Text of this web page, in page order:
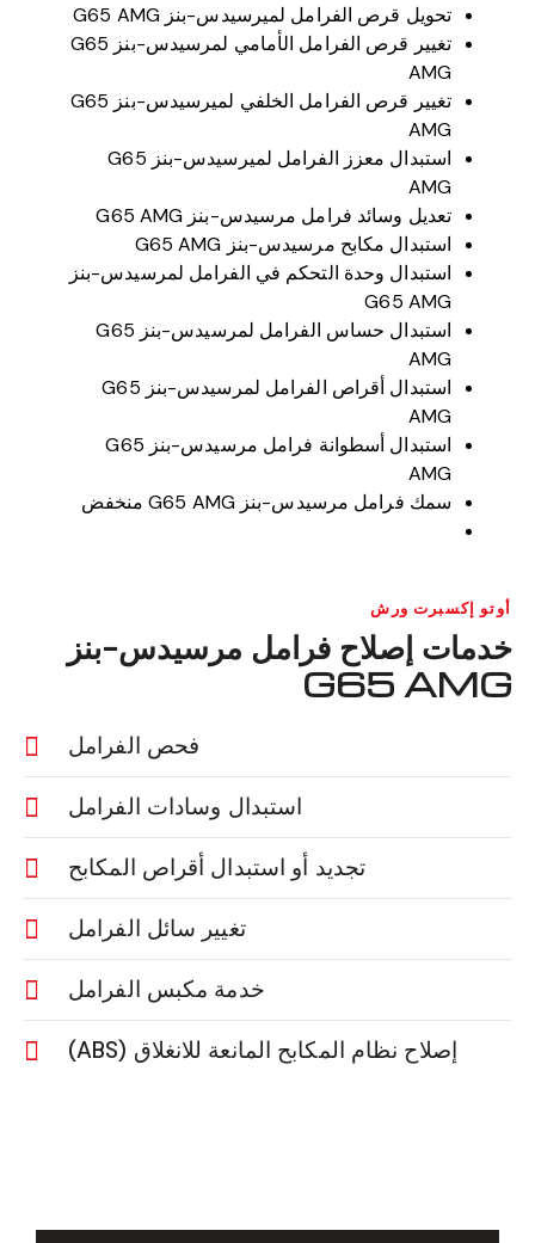
تحويل قرص الفرامل لميرسيدس-بنز G65 AMG
تغيير قرص الفرامل الأمامي لمرسيدس-بنز G65
AMG
تغيير قرص الفرامل الخلفي لميرسيدس-بنز G65
AMG
استبدال معزز الفرامل لميرسيدس-بنز G65
AMG
تعديل وسائد فرامل مرسيدس-بنز G65 AMG
استبدال مكابح مرسيدس-بنز G65 AMG
استبدال وحدة التحكم في الفرامل لمرسيدس-بنز
G65 AMG
استبدال حساس الفرامل لمرسيدس-بنز G65
AMG
استبدال أقراص الفرامل لمرسيدس-بنز G65
AMG
استبدال أسطوانة فرامل مرسيدس-بنز G65
AMG
سمك فرامل مرسيدس-بنز G65 AMG منخفض
أوتو إكسبرت ورش
خدمات إصلاح فرامل مرسيدس-بنز
G65 AMG
فحص الفرامل
استبدال وسادات الفرامل
تجديد أو استبدال أقراص المكابح
تغيير سائل الفرامل
خدمة مكبس الفرامل
إصلاح نظام المكابح المانعة للانغلاق (ABS)